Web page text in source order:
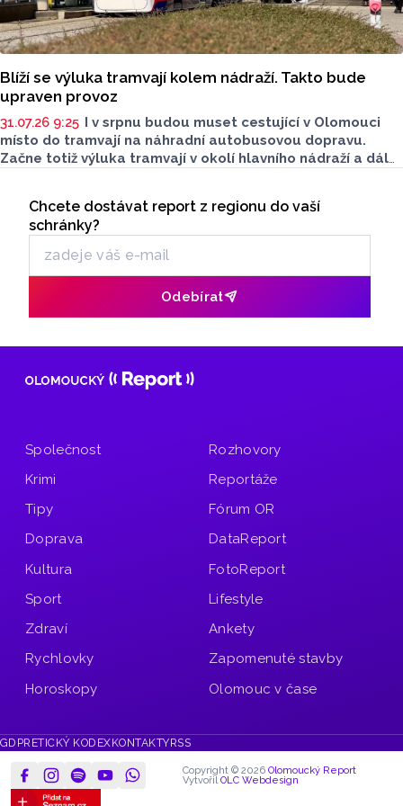
Blíží se výluka tramvají kolem nádraží. Takto bude
upraven provoz
31.07.26 9:25 I v srpnu budou muset cestující v Olomouci
místo do tramvají na náhradní autobusovou dopravu.
Začne totiž výluka tramvají v okolí hlavního nádraží a dál
upřesnil, jak bude upraven provoz.
Odběr newsletteru
Chcete dostávat report z regionu do vaší
schránky?
Odebírat
Společnost
Krimi
Tipy
Doprava
Kultura
Sport
Zdraví
Rychlovky
Horoskopy
Rozhovory
Reportáže
Fórum OR
DataReport
FotoReport
Lifestyle
Ankety
Zapomenuté stavby
Olomouc v čase
GDPR ETICKÝ KODEXKONTAKTYRSS
Copyright © 2026 Olomoucký Report
VytvořilOLC Webdesign